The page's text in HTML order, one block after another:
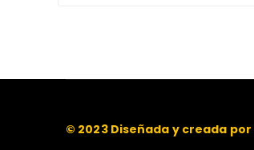
© 2023 Diseñada y creada por